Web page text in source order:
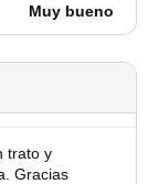
Muy bueno
trato y
Gracias